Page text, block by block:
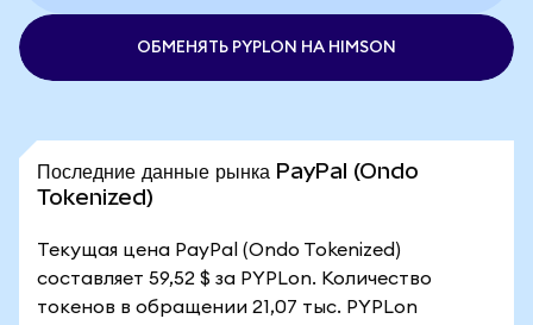
ОБМЕНЯТЬ PYPLON НА HIMSON
Последние данные рынка PayPal (Ondo
Tokenized)
Текущая цена PayPal (Ondo Tokenized)
составляет 59,52 $ за PYPLon. Количество
токенов в обращении 21,07 тыс. PYPLon